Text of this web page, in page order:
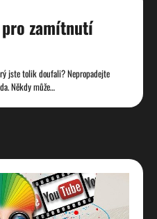
zamítnutí
jste tolik doufali? Nepropadejte
Někdy může…